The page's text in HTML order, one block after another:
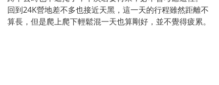
回到24K營地差不多也接近天黑，這一天的行程雖然距離不
算長，但是爬上爬下輕鬆混一天也算剛好，並不覺得疲累。